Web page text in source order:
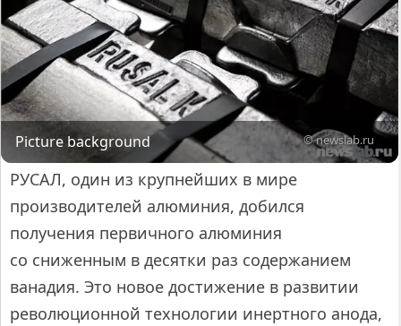
Picture background © newslab.ru
РУСАЛ, один из крупнейших в мире
производителей алюминия, добился
получения первичного алюминия
со сниженным в десятки раз содержанием
ванадия. Это новое достижение в развитии
революционной технологии инертного анода,